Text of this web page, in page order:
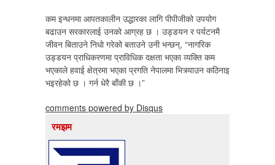
कम इन्धनमा आपतकालीन उद्धारका लागि पीपीजीको उपयोग
बढाउन सरकारलाई उनको आग्रह छ । उड्डयन र पर्यटनमै
जीवन बिताउने निधो गरेको बताउने उनी भन्छन्, “नागरिक
उड्डयन प्राधिकरणमा प्राविधिक दक्षता भएका व्यक्ति कम
भएकाले हवाई क्षेत्रमा भएका प्रगति नेपालमा भित्र्याउन कठिनाइ
भइरहेको छ । गर्न धेरै बाँकी छ ।”
comments powered by Disqus
रमझम